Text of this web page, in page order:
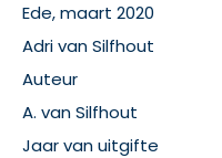
Ede, maart 2020
Adri van Silfhout
Auteur
A. van Silfhout
Jaar van uitgifte